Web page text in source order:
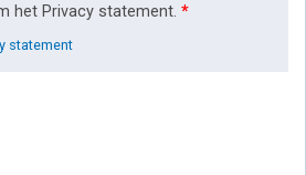
het Privacy statement. *
statement